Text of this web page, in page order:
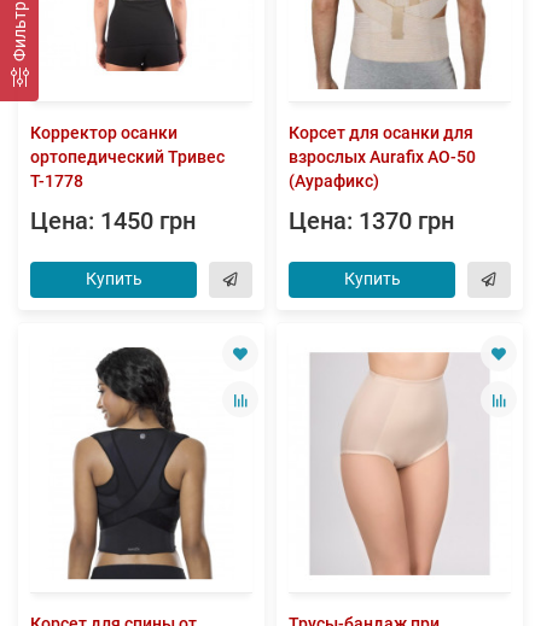
Корректор осанки
ортопедический Тривес
Т-1778
Цена: 1450 грн
Купить
Корсет для осанки для
взрослых Aurafix AO-50
(Аурафикс)
Цена: 1370 грн
Купить
Фильтр